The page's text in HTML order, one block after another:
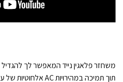
משחזר פלאגין נייד המאפשר לך
תוך תמיכה במהירויות AC אלחוטיות של עד 1300 Mbps.